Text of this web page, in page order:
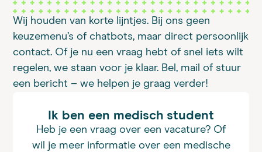
Wij houden van korte lijntjes. Bij ons geen
keuzemenu’s of chatbots, maar direct persoonlijk
contact. Of je nu een vraag hebt of snel iets wilt
regelen, we staan voor je klaar. Bel, mail of stuur
een bericht – we helpen je graag verder!
Ik ben een medisch student
Heb je een vraag over een vacature? Of
wil je meer informatie over een medische